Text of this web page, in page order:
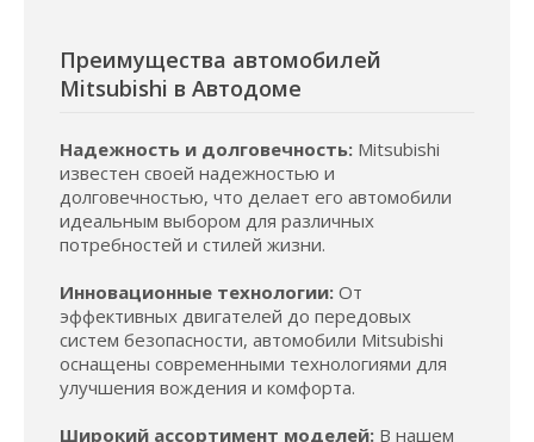
Преимущества автомобилей
Mitsubishi в Автодоме
Надежность и долговечность: Mitsubishi
известен своей надежностью и
долговечностью, что делает его автомобили
идеальным выбором для различных
потребностей и стилей жизни.
Инновационные технологии: От
эффективных двигателей до передовых
систем безопасности, автомобили Mitsubishi
оснащены современными технологиями для
улучшения вождения и комфорта.
Широкий ассортимент моделей: В нашем